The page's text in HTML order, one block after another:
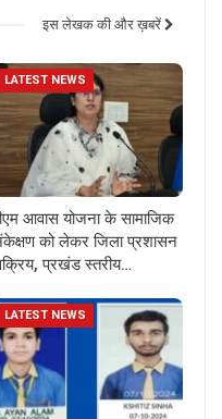
इस लेखक की और ख़बरें
LATEST NEWS
आवास योजना के सामाजिक
को लेकर जिला प्रशासन
प्रखंड स्तरीय…
LATEST NEWS